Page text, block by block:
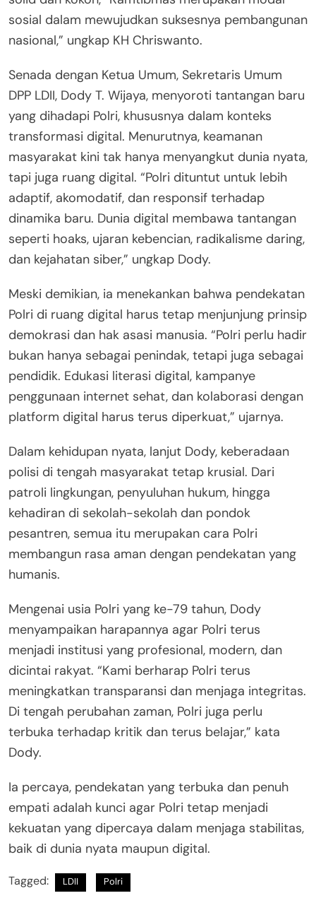
sosial dalam mewujudkan suksesnya pembangunan
nasional,” ungkap KH Chriswanto.
Senada dengan Ketua Umum, Sekretaris Umum
DPP LDII, Dody T. Wijaya, menyoroti tantangan baru
yang dihadapi Polri, khususnya dalam konteks
transformasi digital. Menurutnya, keamanan
masyarakat kini tak hanya menyangkut dunia nyata,
tapi juga ruang digital. “Polri dituntut untuk lebih
adaptif, akomodatif, dan responsif terhadap
dinamika baru. Dunia digital membawa tantangan
seperti hoaks, ujaran kebencian, radikalisme daring,
dan kejahatan siber,” ungkap Dody.
Meski demikian, ia menekankan bahwa pendekatan
Polri di ruang digital harus tetap menjunjung prinsip
demokrasi dan hak asasi manusia. “Polri perlu hadir
bukan hanya sebagai penindak, tetapi juga sebagai
pendidik. Edukasi literasi digital, kampanye
penggunaan internet sehat, dan kolaborasi dengan
platform digital harus terus diperkuat,” ujarnya.
Dalam kehidupan nyata, lanjut Dody, keberadaan
polisi di tengah masyarakat tetap krusial. Dari
patroli lingkungan, penyuluhan hukum, hingga
kehadiran di sekolah-sekolah dan pondok
pesantren, semua itu merupakan cara Polri
membangun rasa aman dengan pendekatan yang
humanis.
Mengenai usia Polri yang ke-79 tahun, Dody
menyampaikan harapannya agar Polri terus
menjadi institusi yang profesional, modern, dan
dicintai rakyat. “Kami berharap Polri terus
meningkatkan transparansi dan menjaga integritas.
Di tengah perubahan zaman, Polri juga perlu
terbuka terhadap kritik dan terus belajar,” kata
Dody.
Ia percaya, pendekatan yang terbuka dan penuh
empati adalah kunci agar Polri tetap menjadi
kekuatan yang dipercaya dalam menjaga stabilitas,
baik di dunia nyata maupun digital.
Tagged: LDII Polri